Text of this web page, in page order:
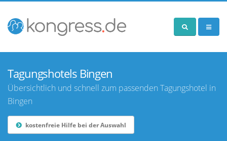
Tagungshotels Bingen
Übersichtlich und schnell zum passenden Tagungshotel in
Bingen
kostenfreie Hilfe bei der Auswahl